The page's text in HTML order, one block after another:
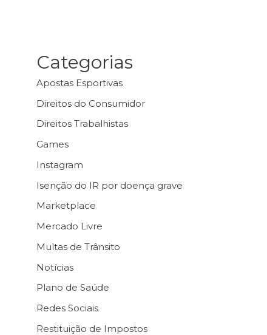
Categorias
Apostas Esportivas
Direitos do Consumidor
Direitos Trabalhistas
Games
Instagram
Isenção do IR por doença grave
Marketplace
Mercado Livre
Multas de Trânsito
Notícias
Plano de Saúde
Redes Sociais
Restituição de Impostos